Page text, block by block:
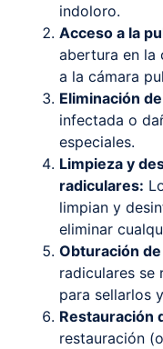
indoloro.
Acceso a la
abertura en la
a la cámara
Eliminación
infectada o
especiales.
Limpieza y
radiculares:
limpian y
eliminar
Obturación
radiculares se
para sellarlos
Restauración
restauración